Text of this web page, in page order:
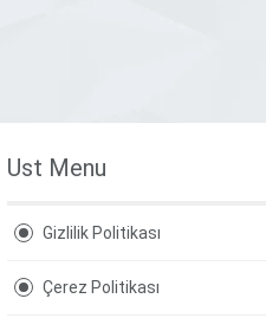
Ust Menu
Gizlilik Politikası
Çerez Politikası